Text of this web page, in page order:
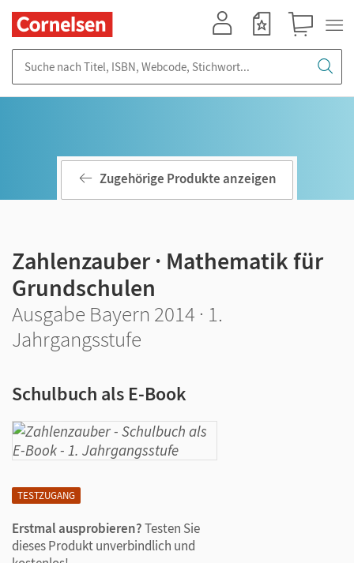
TESTZUGANG
Erstmal ausprobieren?Testen Sie
dieses Produkt unverbindlich und
Zugehörige Produkte anzeigen
Zahlenzauber · Mathematik für
Grundschulen
Ausgabe Bayern 2014 · 1.
Jahrgangsstufe
Schulbuch als E-Book